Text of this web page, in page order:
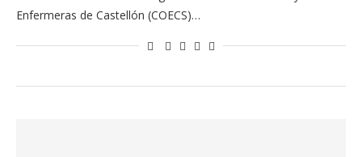
Enfermeras de Castellón (COECS)…